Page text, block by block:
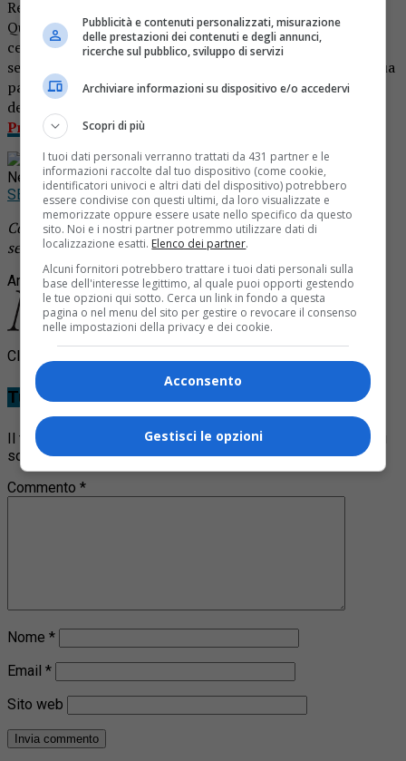
Repubblica, insieme agli altri “eroi del Covid” convocati al
Quirinale ieri mattina, martedì 20 ottobre 2020, una
cerimonia trasmessa in diretta dalle telecamere di Rai 1 e
seguita da tantissimi vercellesi, Olmo ha riportato sulla sua
pagina Facebo0k le varie fasi, compresa una diretta prima
della solenne consegna. Maggiori dettagli su
PrimaVercelli.
Rimani aggiornato seguendoci su Google
News!
SEGUICI
Continua a leggere le notizie diNotizia Oggi Borgosesia
segui la nostrapagina Facebook
Argomenti correlati:carlo olmo
Clicca per commentare
Tu cosa ne pensi?
Il tuo indirizzo email non sarà pubblicato.
I campi obbligatori
sono contrassegnati*
Commento *
Nome *
Email *
Sito web
Pubblicità e contenuti personalizzati, misurazione
delle prestazioni dei contenuti e degli annunci,
ricerche sul pubblico, sviluppo di servizi
Archiviare informazioni su dispositivo e/o accedervi
Scopri di più
I tuoi dati personali verranno trattati da 431 partner e le
informazioni raccolte dal tuo dispositivo (come cookie,
identificatori univoci e altri dati del dispositivo) potrebbero
essere condivise con questi ultimi, da loro visualizzate e
memorizzate oppure essere usate nello specifico da questo
sito. Noi e i nostri partner potremmo utilizzare dati di
localizzazione esatti. Elenco dei partner.
Alcuni fornitori potrebbero trattare i tuoi dati personali sulla
base dell'interesse legittimo, al quale puoi opporti gestendo
le tue opzioni qui sotto. Cerca un link in fondo a questa
pagina o nel menu del sito per gestire o revocare il consenso
nelle impostazioni della privacy e dei cookie.
Acconsento
Gestisci le opzioni